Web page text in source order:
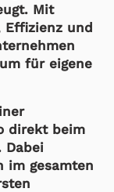
Mit
Effizienz und
für eigene
direkt beim
Dabei
im gesamten